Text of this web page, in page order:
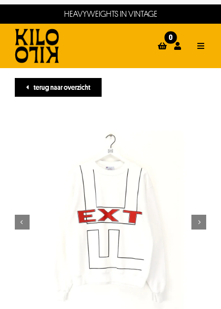
Ga
inhoud
HEAVYWEIGHTS IN VINTAGE
0
Toggle
home
webshop
terug naar overzicht
 